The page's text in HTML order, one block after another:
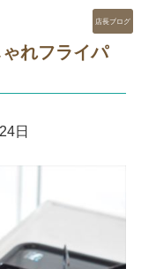
れフライパ
日
カ
テ
ゴ
ー
店長ブログ